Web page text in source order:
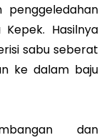
penggeledahan
Hasilnya
sabu seberat
ke dalam baju
dan